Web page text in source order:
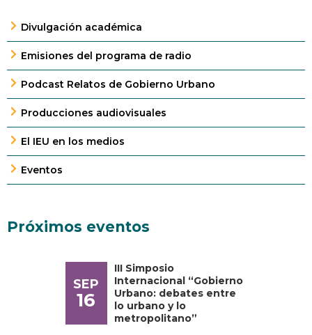
Divulgación académica
Emisiones del programa de radio
Podcast Relatos de Gobierno Urbano
Producciones audiovisuales
El IEU en los medios
Eventos
Próximos eventos
SEP
16
III Simposio
Internacional “Gobierno
Urbano: debates entre
lo urbano y lo
metropolitano”